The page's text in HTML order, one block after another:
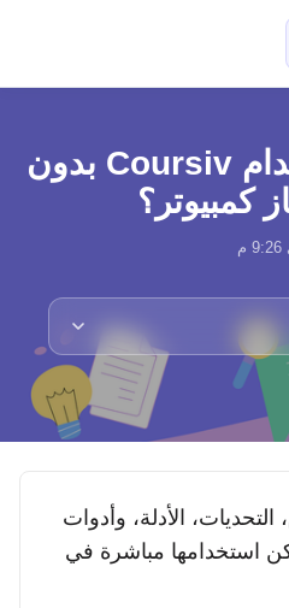
هل يمكنني استخدام Coursiv بدون
كمبيوتر؟
الأدلة، وأدوات
استخدامها مباشرة في